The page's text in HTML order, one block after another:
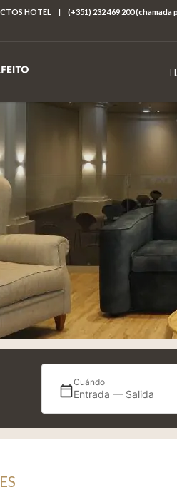
HOTEL | (+351) 232 469 200
Cuándo
Entrada — Salida